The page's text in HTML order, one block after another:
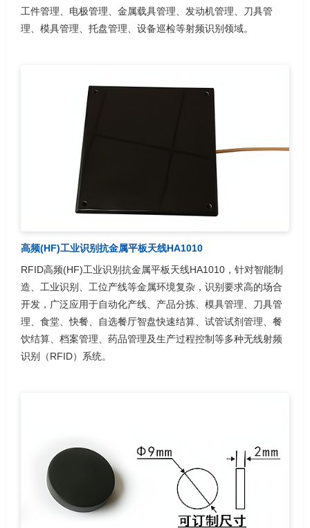
工件管理、电极管理、金属载具管理、发动机管理、刀具管
理、模具管理、托盘管理、设备巡检等射频识别领域。
高频(HF)工业识别抗金属平板天线HA1010
RFID高频(HF)工业识别抗金属平板天线HA1010，针对智能制
造、工业识别、工位产线等金属环境复杂，识别要求高的场合
开发，广泛应用于自动化产线、产品分拣、模具管理、刀具管
理、食堂、快餐、自选餐厅智盘快速结算、试管试剂管理、餐
饮结算、档案管理、药品管理及生产过程控制等多种无线射频
识别（RFID）系统。